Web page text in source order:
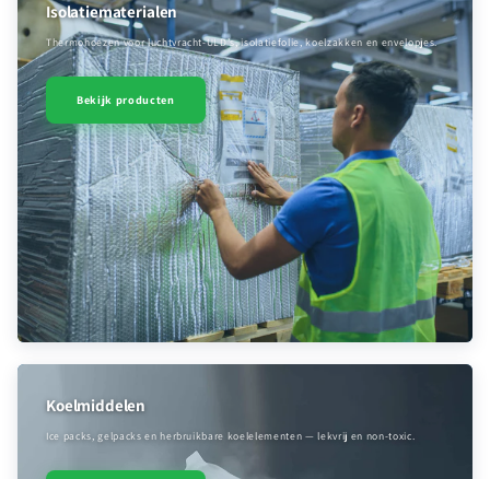
Isolatiematerialen
Thermohoezen voor luchtvracht-ULD’s, isolatiefolie, koelzakken en envelopjes.
Bekijk producten
Koelmiddelen
Ice packs, gelpacks en herbruikbare koelelementen — lekvrij en non-toxic.